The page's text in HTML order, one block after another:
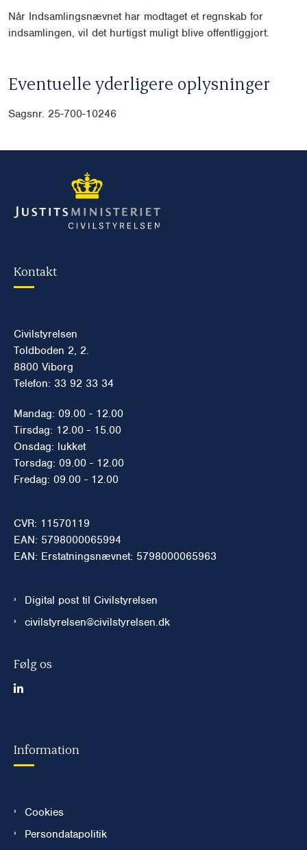
Når Indsamlingsnævnet har modtaget et regnskab for
indsamlingen, vil det hurtigst muligt blive offentliggjort.
Eventuelle yderligere oplysninger
Sagsnr. 25-700-10246
Kontakt
Civilstyrelsen
Toldboden 2, 2.
8800 Viborg
Telefon: 33 92 33 34
Mandag: 09.00 - 12.00
Tirsdag: 12.00 - 15.00
Onsdag: lukket
Torsdag: 09.00 - 12.00
Fredag: 09.00 - 12.00
CVR: 11570119
EAN: 5798000065994
EAN: Erstatningsnævnet: 5798000065963
Digital post til Civilstyrelsen
civilstyrelsen@civilstyrelsen.dk
Følg os
Information
Cookies
Persondatapolitik